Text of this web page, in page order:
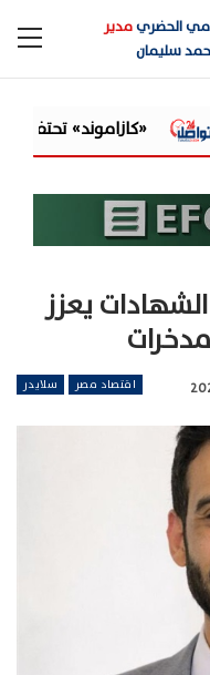
الحضريمدير
سليمان
وأهلها بحملة
يعزز
اقتصاد مصر سلايدر